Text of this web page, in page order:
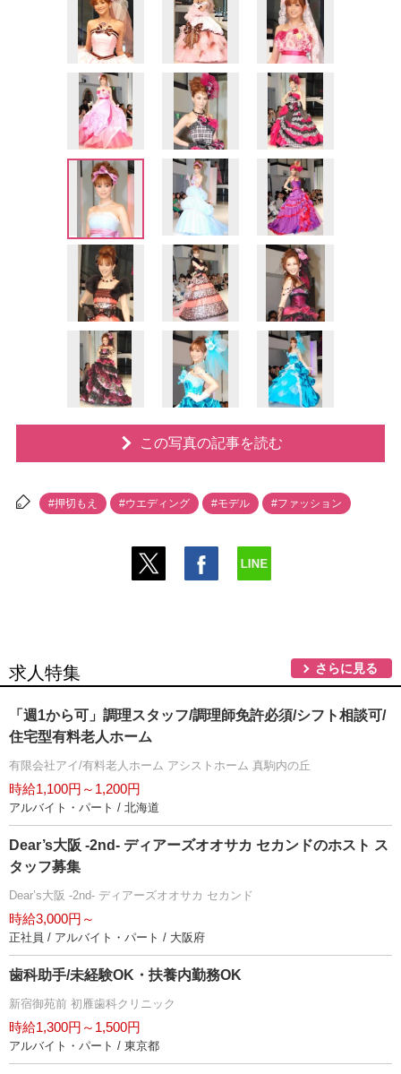
この写真の記事を読む
#押切もえ #ウエディング #モデル #ファッション
求人特集 さらに見る
「週1から可」調理スタッフ/調理師免許必須/シフト相談可/
住宅型有料老人ホーム
有限会社アイ/有料老人ホーム アシストホーム 真駒内の丘
時給1,100円～1,200円
アルバイト・パート / 北海道
Dear’s大阪 -2nd- ディアーズオオサカ セカンドのホスト ス
タッフ募集
Dear’s大阪 -2nd- ディアーズオオサカ セカンド
時給3,000円～
正社員 / アルバイト・パート / 大阪府
歯科助手/未経験OK・扶養内勤務OK
新宿御苑前 初雁歯科クリニック
時給1,300円～1,500円
アルバイト・パート / 東京都